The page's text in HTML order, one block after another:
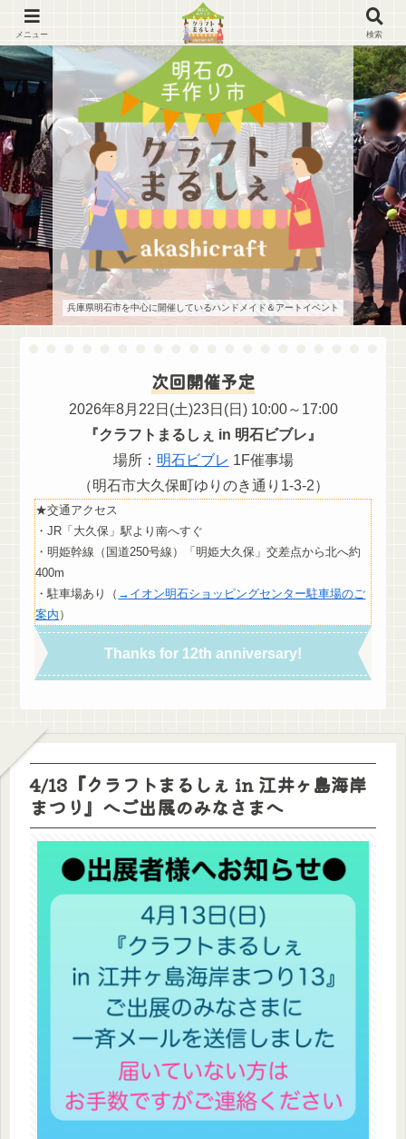
兵庫県明石市を中心に開催しているハンドメイド＆アートイベント
次回開催予定
2026年8月22日(土)23日(日) 10:00～17:00
『クラフトまるしぇ in 明石ビブレ』
場所： 明石ビブレ 1F催事場
（明石市大久保町ゆりのき通り1-3-2）
★交通アクセス
・JR「大久保」駅より南へすぐ
・明姫幹線（国道250号線）「明姫大久保」交差点から北へ約
400m
・駐車場あり（ →イオン明石ショッピングセンター駐車場のご
案内 ）
Thanks for 12th anniversary!
4/13『クラフトまるしぇ in 江井ヶ島海岸
まつり』へご出展のみなさまへ
メニュー 検索